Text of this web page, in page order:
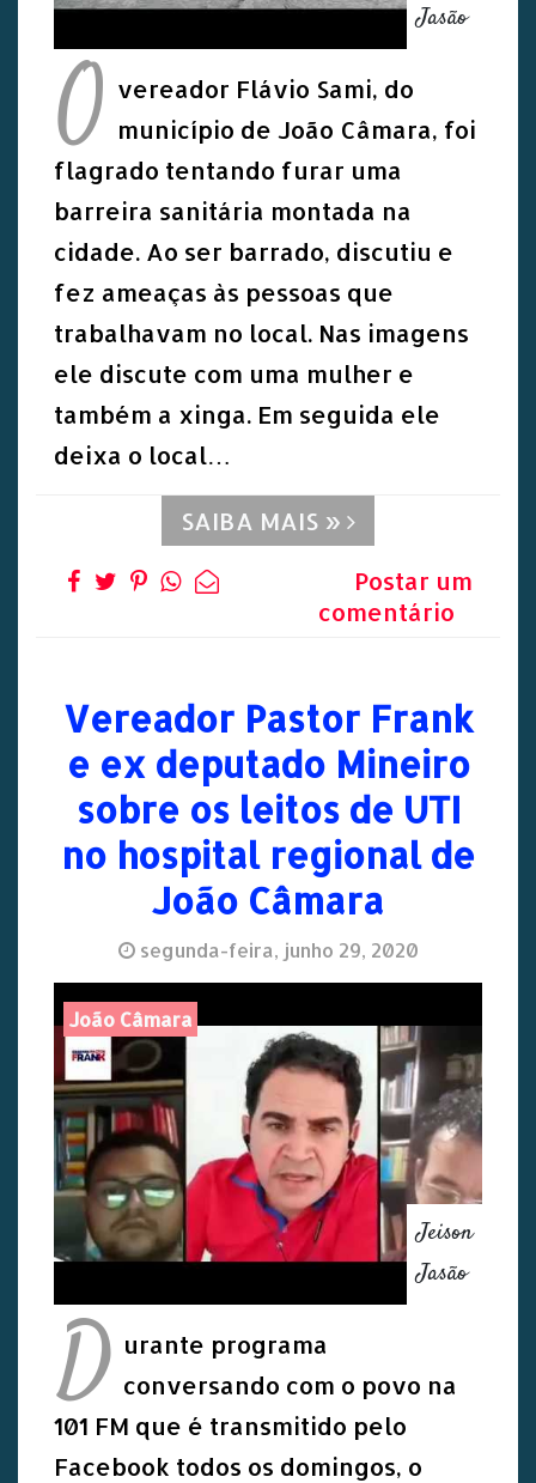
Jasão
O vereador Flávio Sami, do
município de João Câmara, foi
flagrado tentando furar uma
barreira sanitária montada na
cidade. Ao ser barrado, discutiu e
fez ameaças às pessoas que
trabalhavam no local. Nas imagens
ele discute com uma mulher e
também a xinga. Em seguida ele
deixa o local…
SAIBA MAIS »
Postar um
comentário
Vereador Pastor Frank
e ex deputado Mineiro
sobre os leitos de UTI
no hospital regional de
João Câmara
segunda-feira, junho 29, 2020
João Câmara
Jeison
Jasão
D urante programa
conversando com o povo na
101 FM que é transmitido pelo
Facebook todos os domingos, o